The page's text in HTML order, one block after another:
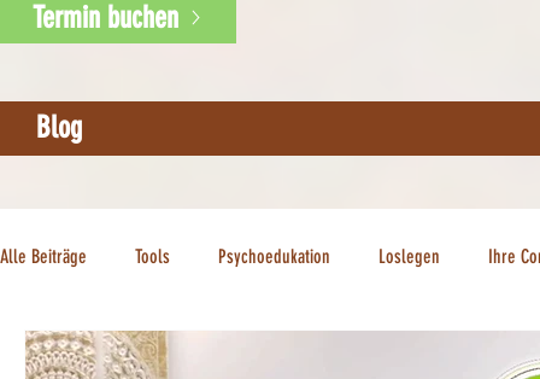
Termin buchen
Blog
Alle Beiträge Tools Psychoedukation Loslegen Ihre